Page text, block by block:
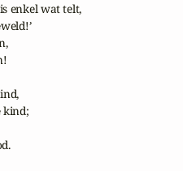
enkel wat telt,
kind;